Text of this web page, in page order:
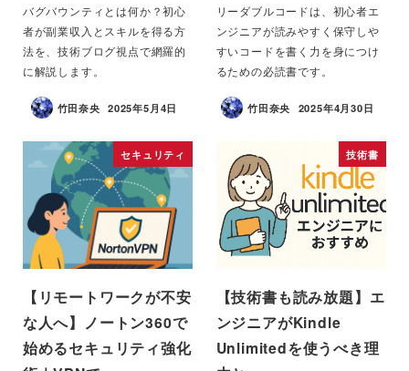
バグバウンティとは何か？初心
者が副業収入とスキルを得る方
法を、技術ブログ視点で網羅的
に解説します。
竹田奈央 2025年5月4日
リーダブルコードは、初心者エ
ンジニアが読みやすく保守しや
すいコードを書く力を身につけ
るための必読書です。
竹田奈央 2025年4月30日
セキュリティ
【リモートワークが不安
な人へ】ノートン360で
始めるセキュリティ強化
技術書
【技術書も読み放題】エ
ンジニアがKindle
Unlimitedを使うべき理